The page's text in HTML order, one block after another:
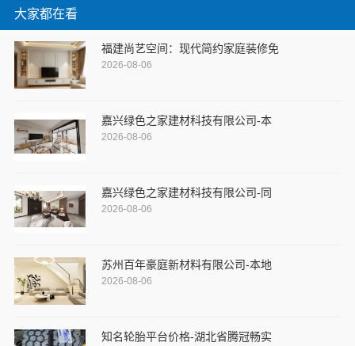
大家都在看
福建尚艺空间：现代简约家庭装修免
2026-08-06
嘉兴绿色之家建材科技有限公司-本
2026-08-06
嘉兴绿色之家建材科技有限公司-同
2026-08-06
苏州百年豪庭新材料有限公司-本地
2026-08-06
知名轮胎平台价格-湖北省腾冠畅实